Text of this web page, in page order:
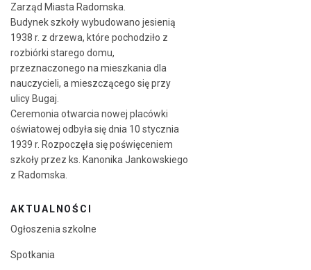
Zarząd Miasta Radomska.
Budynek szkoły wybudowano jesienią
1938 r. z drzewa, które pochodziło z
rozbiórki starego domu,
przeznaczonego na mieszkania dla
nauczycieli, a mieszczącego się przy
ulicy Bugaj.
Ceremonia otwarcia nowej placówki
oświatowej odbyła się dnia 10 stycznia
1939 r. Rozpoczęła się poświęceniem
szkoły przez ks. Kanonika Jankowskiego
z Radomska.
AKTUALNOŚCI
Ogłoszenia szkolne
Spotkania